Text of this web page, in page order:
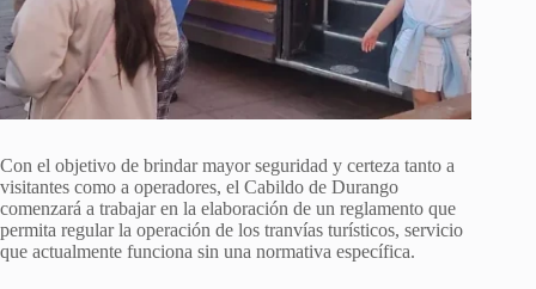
Con el objetivo de brindar mayor seguridad y certeza tanto a
visitantes como a operadores, el Cabildo de Durango
comenzará a trabajar en la elaboración de un reglamento que
permita regular la operación de los tranvías turísticos, servicio
que actualmente funciona sin una normativa específica.